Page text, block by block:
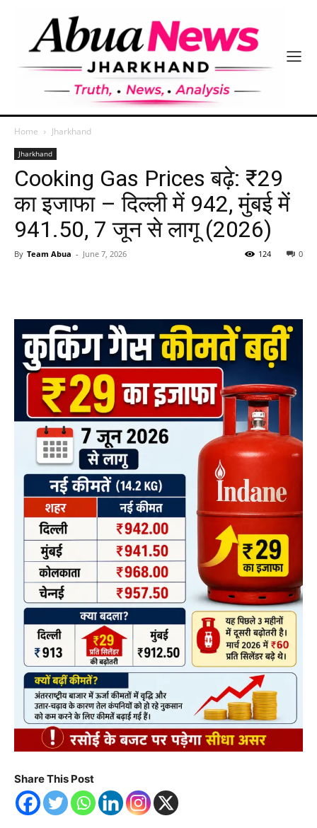
Home Jharkhand
Jharkhand
Cooking Gas Prices बढ़े: ₹29
का इजाफा – दिल्ली में 942, मुंबई में
941.50, 7 जून से लागू (2026)
By Team Abua - June 7, 2026 0
124
Share This Post